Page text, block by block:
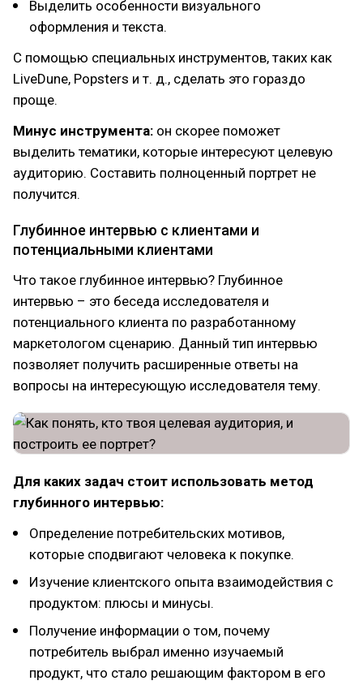
Выделить особенности визуального
оформления и текста.
С помощью специальных инструментов, таких как
LiveDune, Popsters и т. д., сделать это гораздо
проще.
Минус инструмента: он скорее поможет
выделить тематики, которые интересуют целевую
аудиторию. Составить полноценный портрет не
получится.
Глубинное интервью с клиентами и
потенциальными клиентами
Что такое глубинное интервью? Глубинное
интервью – это беседа исследователя и
потенциального клиента по разработанному
маркетологом сценарию. Данный тип интервью
позволяет получить расширенные ответы на
вопросы на интересующую исследователя тему.
Для каких задач стоит использовать метод
глубинного интервью:
Определение потребительских мотивов,
которые сподвигают человека к покупке.
Изучение клиентского опыта взаимодействия с
продуктом: плюсы и минусы.
Получение информации о том, почему
потребитель выбрал именно изучаемый
продукт, что стало решающим фактором в его